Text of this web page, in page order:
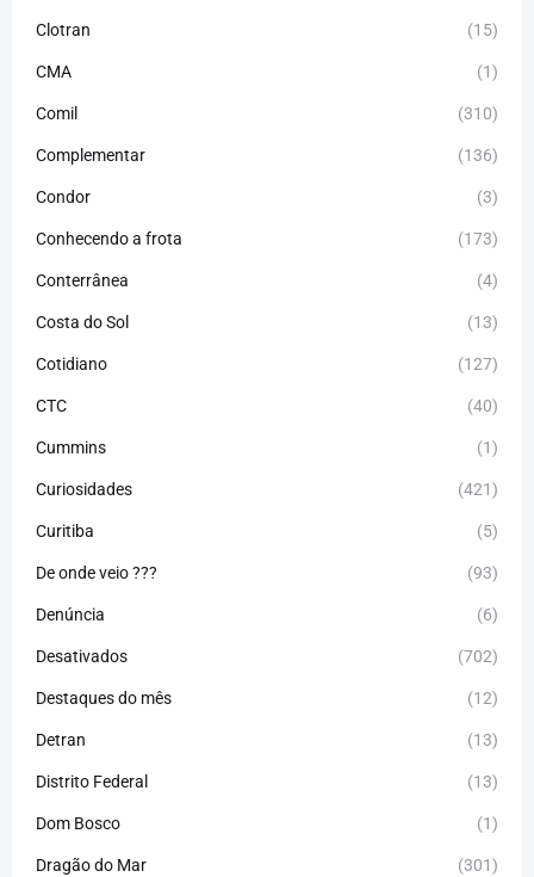
Clotran (15)
CMA (1)
Comil (310)
Complementar (136)
Condor (3)
Conhecendo a frota (173)
Conterrânea (4)
Costa do Sol (13)
Cotidiano (127)
CTC (40)
Cummins (1)
Curiosidades (421)
Curitiba (5)
De onde veio ??? (93)
Denúncia (6)
Desativados (702)
Destaques do mês (12)
Detran (13)
Distrito Federal (13)
Dom Bosco (1)
Dragão do Mar (301)